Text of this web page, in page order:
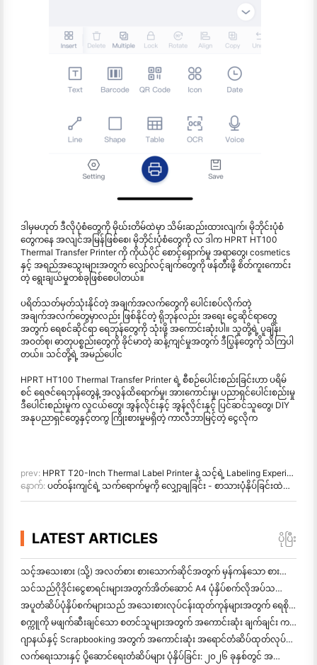
ဒါမှမဟုတ် ဒီလိုပုံစံတွေကို မိုဃ်းတိမ်ထဲမှာ သိမ်းဆည်းထားလျက်၊ မိုဘိုင်းပုံစံ
တွေကနေ အလျင်အမြန်ဖြစ်စေ၊ မိုဘိုင်းပုံစံတွေကို လ ဒါက HPRT HT100
Thermal Transfer Printer ကို ကိုယ်ပိုင် စောင့်ရှောက်မှု အရာတွေ၊ cosmetics
နှင့် အရည်အသွေးများအတွက် လျှော်လင့်ချက်တွေကို ဖန်တီးဖို့ စိတ်ကူးကောင်း
တဲ့ ရွေးချယ်မှုတစ်ခုဖြစ်စေပါတယ်။
ပရိတ်သတ်မှတ်သုံးနိုင်တဲ့ အချက်အလက်တွေကို ပေါင်းစပ်လိုက်တဲ့
အချက်အလက်တွေမှာလည်း ဖြစ်နိုင်တဲ့ ရိုဘုန်လည်း အရေး ငွေဆိုင်ရာတွေ
အတွက် ရေစင်ဆိုင်ရာ ရေဘုန်တွေကို သုံးဖို့ အကောင်းဆုံးပါ။ သူတို့ရဲ့ ပူချိန်၊
အဝတ်စု၊ ဓာတုပစ္စည်းတွေကို ခိုင်မာတဲ့ ဆန့်ကျင်မှုအတွက် ဒီပြွန်တွေကို သိကြပါ
တယ်။ သင်တို့ရဲ့ အမည်ပေါင
HPRT HT100 Thermal Transfer Printer ရဲ့ စီစဉ်ပေါင်းစည်းခြင်းဟာ ပရိမ်
စင် ရေဇင်ရေဘုန်တွေနဲ့ အလွန်ထိရောက်မှု၊ အားကောင်းမှု၊ ပညာရှင်ပေါင်းစည်းမှု
ဒီပေါင်းစည်းမှုက လူငယ်တွေ၊ အွန်လိုင်းနှင့် အွန်လိုင်းနှင့် ပြင်ဆင်သူတွေ၊ DIY
အနုပညာရှင်တွေနှင့်တကွ ကြိုးစားမှုမရှိတဲ့ ကာလီဘာမြင့်တဲ့ ငွေလိုက
prev: HPRT T20-Inch Thermal Label Printer နဲ့ သင့်ရဲ့ Labeling Experience ကို ချီးမြှောက်ပါ
နောက်: ပတ်ဝန်းကျင်ရဲ့ သက်ရောက်မှုကို လျှော့ချခြင်း - စာသားပုံနှိပ်ခြင်းထဲမှာ စောင့်ရှောက်နိုင်တဲ့ လေ့လ
LATEST ARTICLES ပိုပြီး
သင့်အသေးစား (သို့) အလတ်စား စားသောက်ဆိုင်အတွက် မှန်ကန်သော စားသောက်ဆိုင် ဆော့ဝဲလ်ကို ဘယ်လိုရွေ
သင်သည်ဂိုဒိုင်းငွေစာရင်းများအတွက်အိတ်ဆောင် A4 ပုံနှိပ်စက်လိုအပ်သလား? တကယ်တော့ အလုပ်လုပ်တာက ဘာလဲ။
အပူတံဆိပ်ပုံနှိပ်စက်များသည် အသေးစားလုပ်ငန်းထုတ်ကုန်များအတွက် ရေစိုခံတံဆိပ်များကို ထုတ်လုပ
စက္ကူကို မဖျက်ဆီးချင်သော စတင်သူများအတွက် အကောင်းဆုံး ချက်ချင်း ကင်မရာ
ဂျာနယ်နှင့် Scrapbooking အတွက် အကောင်းဆုံး အရောင်တံဆိပ်ထုတ်လုပ်သူ: စာမျက်နှာတိုင်းတွင် အရောင်ပိုထ
လက်ရေးသားနှင့် ပို့ဆောင်ရေးတံဆိပ်များ ပုံနှိပ်ခြင်း: ၂၀၂၆ ခုနှစ်တွင် အသေးစားလုပ်ငန်းများအတွက် အကြံပေးချက်များ